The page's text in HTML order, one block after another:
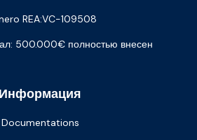
Информация
Documentations
REA:VC-109508
500.000€ полностью внесен